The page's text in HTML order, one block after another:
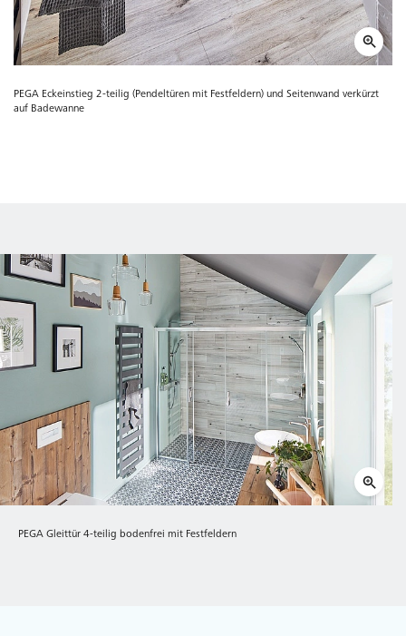
PEGA Eckeinstieg 2-teilig (Pendeltüren mit Festfeldern) und Seitenwand verkürzt
auf Badewanne
PEGA Gleittür 4-teilig bodenfrei mit Festfeldern